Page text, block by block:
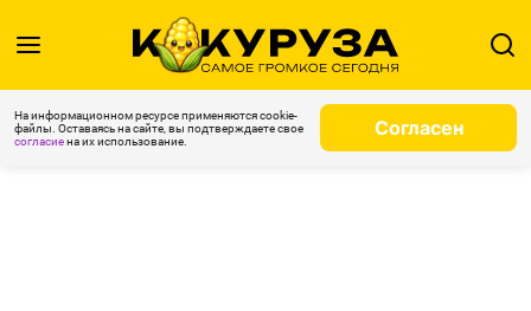
На информационном ресурсе применяются cookie-
файлы. Оставаясь на сайте, вы подтверждаете свое
согласиена их использование.
Согласен